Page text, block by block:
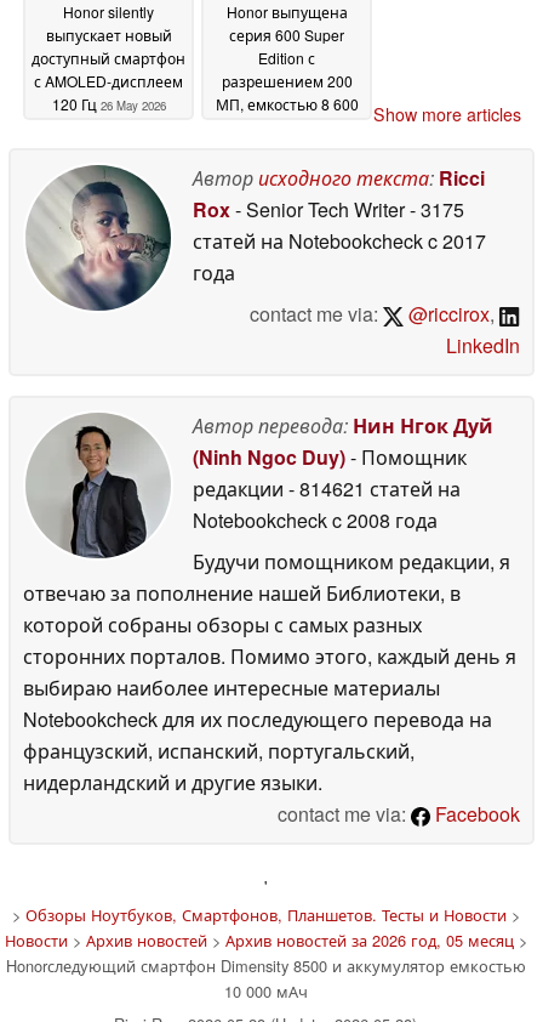
Honor silently
выпускает новый
доступный смартфон
с AMOLED-дисплеем
120 Гц 26 May 2026
Honor выпущена
серия 600 Super
Edition с
разрешением 200
МП, емкостью 8 600
Show more articles
Авторисходного текста: Ricci
Rox- Senior Tech Writer- 3175
статей на Notebookcheckc 2017
года
contact me via:
@riccirox,
LinkedIn
Автор перевода: Нин Нгок Дуй
(Ninh Ngoc Duy)- Помощник
редакции - 814621 статей на
Notebookcheckc 2008 года
Будучи помощником редакции, я
отвечаю за пополнение нашей Библиотеки, в
которой собраны обзоры с самых разных
сторонних порталов. Помимо этого, каждый день я
выбираю наиболее интересные материалы
Notebookcheck для их последующего перевода на
французский, испанский, португальский,
нидерландский и другие языки.
contact me via:
Facebook
'
> Обзоры Ноутбуков, Смартфонов, Планшетов. Тесты и Новости>
Новости> Архив новостей> Архив новостей за 2026 год, 05 месяц>
Honorследующий смартфон Dimensity 8500 и аккумулятор емкостью
10 000 мАч